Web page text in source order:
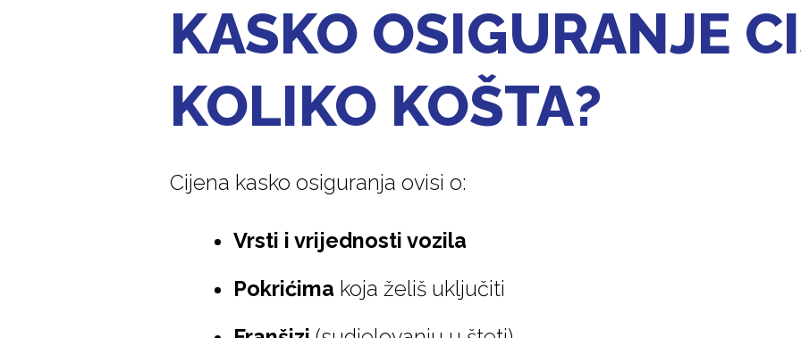
KASKO OSIGURANJE
KOLIKO KOŠTA?
Cijena kasko osiguranja ovisi o:
Vrsti i vrijednosti vozila
Pokrićima koja želiš uključiti